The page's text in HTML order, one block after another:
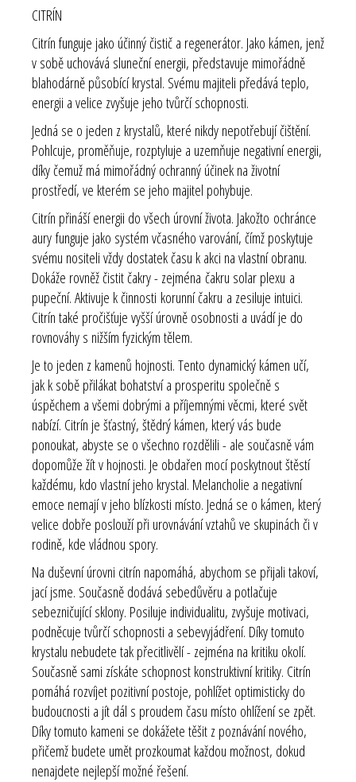
CITRÍN
Citrín funguje jako účinný čistič a regenerátor. Jako kámen, jenž
v sobě uchovává sluneční energii, představuje mimořádně
blahodárně působící krystal. Svému majiteli předává teplo,
energii a velice zvyšuje jeho tvůrčí schopnosti.
Jedná se o jeden z krystalů, které nikdy nepotřebují čištění.
Pohlcuje, proměňuje, rozptyluje a uzemňuje negativní energii,
díky čemuž má mimořádný ochranný účinek na životní
prostředí, ve kterém se jeho majitel pohybuje.
Citrín přináší energii do všech úrovní života. Jakožto ochránce
aury funguje jako systém včasného varování, čímž poskytuje
svému nositeli vždy dostatek času k akci na vlastní obranu.
Dokáže rovněž čistit čakry - zejména čakru solar plexu a
pupeční. Aktivuje k činnosti korunní čakru a zesiluje intuici.
Citrín také pročišťuje vyšší úrovně osobnosti a uvádí je do
rovnováhy s nižším fyzickým tělem.
Je to jeden z kamenů hojnosti. Tento dynamický kámen učí,
jak k sobě přilákat bohatství a prosperitu společně s
úspěchem a všemi dobrými a příjemnými věcmi, které svět
nabízí. Citrín je šťastný, štědrý kámen, který vás bude
ponoukat, abyste se o všechno rozdělili - ale současně vám
dopomůže žít v hojnosti. Je obdařen mocí poskytnout štěstí
každému, kdo vlastní jeho krystal. Melancholie a negativní
emoce nemají v jeho blízkosti místo. Jedná se o kámen, který
velice dobře poslouží při urovnávání vztahů ve skupinách či v
rodině, kde vládnou spory.
Na duševní úrovni citrín napomáhá, abychom se přijali takoví,
jací jsme. Současně dodává sebedůvěru a potlačuje
sebezničující sklony. Posiluje individualitu, zvyšuje motivaci,
podněcuje tvůrčí schopnosti a sebevyjádření. Díky tomuto
krystalu nebudete tak přecitlivělí - zejména na kritiku okolí.
Současně sami získáte schopnost konstruktivní kritiky. Citrín
pomáhá rozvíjet pozitivní postoje, pohlížet optimisticky do
budoucnosti a jít dál s proudem času místo ohlížení se zpět.
Díky tomuto kameni se dokážete těšit z poznávání nového,
přičemž budete umět prozkoumat každou možnost, dokud
nenajdete nejlepší možné řešení.